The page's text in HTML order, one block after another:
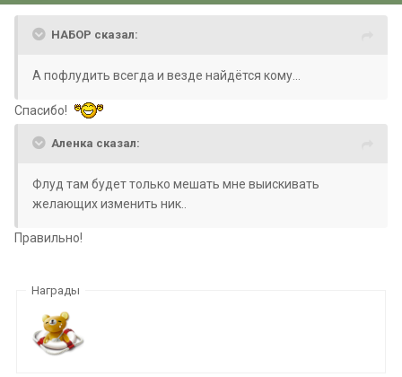
НАБОР сказал:
А пофлудить всегда и везде найдётся кому...
Спасибо!
Аленка сказал:
Флуд там будет только мешать мне выискивать
желающих изменить ник..
Правильно!
Награды